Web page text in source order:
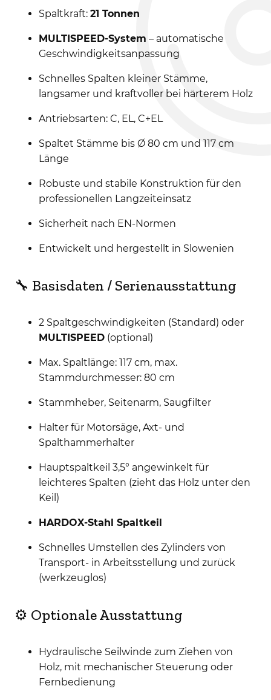
Spaltkraft: 21 Tonnen
MULTISPEED-System – automatische
Geschwindigkeitsanpassung
Schnelles Spalten kleiner Stämme,
langsamer und kraftvoller bei härterem Holz
Antriebsarten: C, EL, C+EL
Spaltet Stämme bis Ø 80 cm und 117 cm
Länge
Robuste und stabile Konstruktion für den
professionellen Langzeiteinsatz
Sicherheit nach EN-Normen
Entwickelt und hergestellt in Slowenien
🔧 Basisdaten / Serienausstattung
2 Spaltgeschwindigkeiten (Standard) oder
MULTISPEED(optional)
Max. Spaltlänge: 117 cm, max.
Stammdurchmesser: 80 cm
Stammheber, Seitenarm, Saugfilter
Halter für Motorsäge, Axt- und
Spalthammerhalter
Hauptspaltkeil 3,5° angewinkelt für
leichteres Spalten (zieht das Holz unter den
Keil)
HARDOX-Stahl Spaltkeil
Schnelles Umstellen des Zylinders von
Transport- in Arbeitsstellung und zurück
(werkzeuglos)
⚙️ Optionale Ausstattung
Hydraulische Seilwinde zum Ziehen von
Holz, mit mechanischer Steuerung oder
Fernbedienung